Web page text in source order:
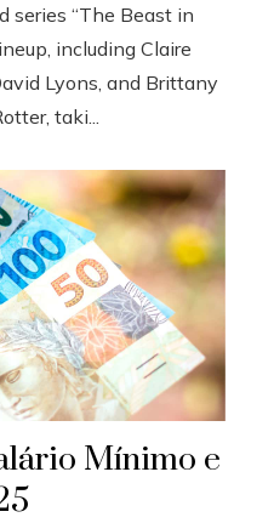
series “The Beast in
including Claire
Lyons, and Brittany
taki...
Mínimo e